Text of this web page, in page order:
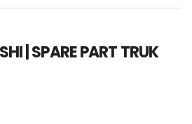
| SPARE PART TRUK